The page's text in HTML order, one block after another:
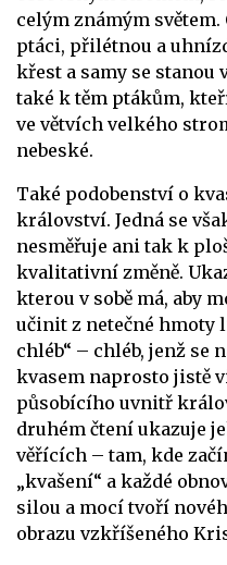
celým známým světem.
ptáci, přilétnou a
křest a samy se stanou
také k těm ptákům,
ve větvích velkého
nebeské.
Také podobenství o
království. Jedná se
nesměřuje ani tak k
kvalitativní změně.
kterou v sobě má, aby
učinit z netečné hmoty
chléb“ – chléb, jenž se
kvasem naprosto jistě
působícího uvnitř
druhém čtení ukazuje
věřících – tam, kde
„kvašení“ a každé
silou a mocí tvoří
obrazu vzkříšeného